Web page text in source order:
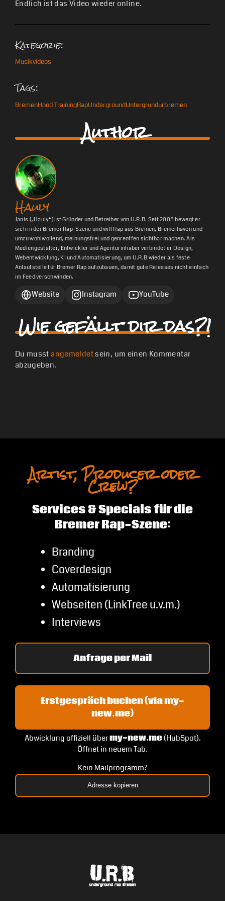
Endlich ist das Video wieder online.
Kategorie:
Musikvideos
Tags:
BremenHood TrainingRapUndergroundUntergrundurbremen
Author
Hauly
Janis („Hauly“) ist Gründer und Betreiber von U.R.B. Seit 2008 bewegt er
sich in der Bremer Rap-Szene und will Rap aus Bremen, Bremerhaven und
umzu wohlwollend, meinungsfrei und genreoffen sichtbar machen. Als
Mediengestalter, Entwickler und Agenturinhaber verbindet er Design,
Webentwicklung, KI und Automatisierung, um U.R.B wieder als feste
Anlaufstelle für Bremer Rap aufzubauen, damit gute Releases nicht einfach
im Feed verschwinden.
Website Instagram YouTube
Wie gefällt dir das?!
Du musstangemeldetsein, um einen Kommentar
abzugeben.
Artist, Producer oder
Crew?
Services & Specials für die
Bremer Rap-Szene:
Branding
Coverdesign
Automatisierung
Webseiten (LinkTree u.v.m.)
Interviews
Anfrage per Mail
Erstgespräch buchen (via my-
new.me)
Abwicklung offiziell übermy-new.me(HubSpot).
Öffnet in neuem Tab.
Kein Mailprogramm?
Adresse kopieren